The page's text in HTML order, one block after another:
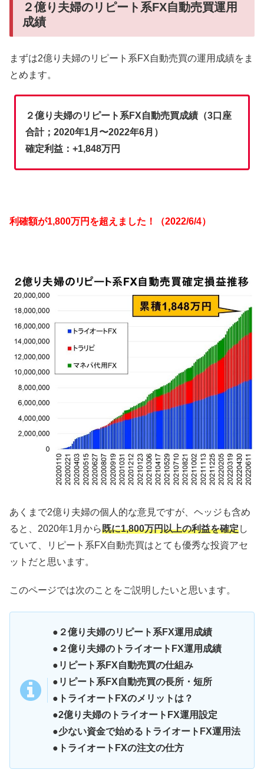
２億り夫婦のリピート系FX自動売買運用
成績
まずは2億り夫婦のリピート系FX自動売買の運用成績をま
とめます。
２億り夫婦のリピート系FX自動売買成績（3口座
合計；2020年1月〜2022年6月）
確定利益：+1,848万円
利確額が1,800万円を超えました！（2022/6/4）
あくまで2億り夫婦の個人的な意見ですが、ヘッジも含め
ると、2020年1月から既に1,800万円以上の利益を確定し
ていて、リピート系FX自動売買はとても優秀な投資アセ
ットだと思います。
このページでは次のことをご説明したいと思います。
●２億り夫婦のリピート系FX運用成績
●２億り夫婦のトライオートFX運用成績
●リピート系FX自動売買の仕組み
●リピート系FX自動売買の長所・短所
●トライオートFXのメリットは？
●2億り夫婦のトライオートFX運用設定
●少ない資金で始めるトライオートFX運用法
●トライオートFXの注文の仕方